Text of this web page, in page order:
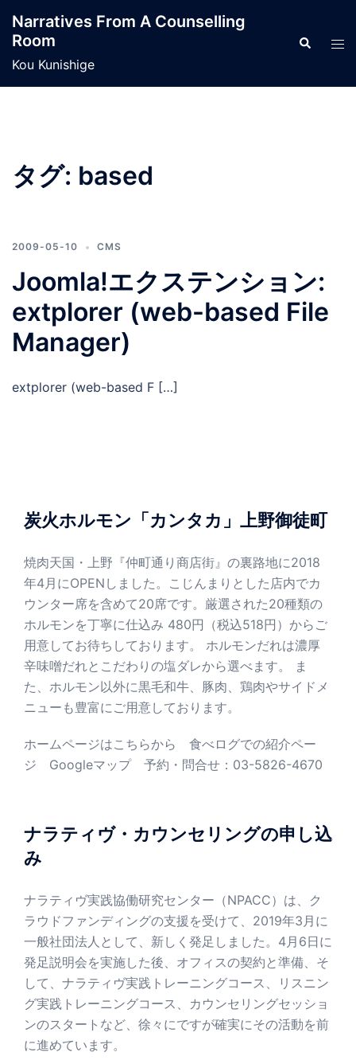
Narratives From A Counselling
Room
Kou Kunishige
検
索
ト
ル
タグ: based
2009-05-10 CMS
Joomla!エクステンション:
extplorer (web-based File
Manager)
extplorer (web-based F […]
炭火ホルモン「カンタカ」上野御徒町
焼肉天国・上野『仲町通り商店街』の裏路地に2018
年4月にOPENしました。こじんまりとした店内でカ
ウンター席を含めて20席です。厳選された20種類の
ホルモンを丁寧に仕込み 480円（税込518円）からご
用意してお待ちしております。 ホルモンだれは濃厚
辛味噌だれとこだわりの塩ダレから選べます。 ま
た、ホルモン以外に黒毛和牛、豚肉、鶏肉やサイドメ
ニューも豊富にご用意しております。
ホームページはこちらから
食べログでの紹介ペー
ジ
Googleマップ予約・問合せ：03-5826-4670
ナラティヴ・カウンセリングの申し込
み
ナラティヴ実践協働研究センター（NPACC）は、ク
ラウドファンディングの支援を受けて、2019年3月に
一般社団法人として、新しく発足しました。4月6日に
発足説明会を実施した後、オフィスの契約と準備、そ
して、ナラティヴ実践トレーニングコース、リスニン
グ実践トレーニングコース、カウンセリングセッショ
ンのスタートなど、徐々にですが確実にその活動を前
に進めています。